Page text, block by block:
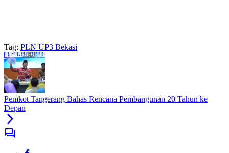
Tag: PLN UP3 Bekasi
Pemkot Tangerang Bahas Rencana Pembangunan 20 Tahun ke
Depan